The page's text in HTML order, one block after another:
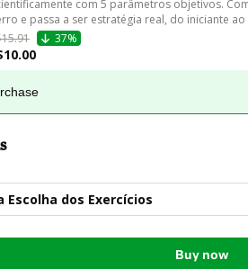
com 5 parâmetros objetivos.
e passa a ser estratégia real, do iniciante
37%
Escolha dos Exercícios
Buy now